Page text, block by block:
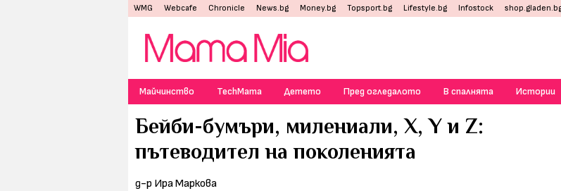
WMG Webcafe Chronicle News.bg Money.bg Topsport.bg Lifestyle.bg Infostock
Майчинство TechMama Детето Пред огледалото В спалнята Истории
Бейби-бумъри, милениали, X, Y и Z:
пътеводител на поколенията
д-р Ира Маркова